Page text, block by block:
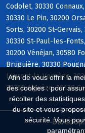
Afin de vous offrir la
des cookies : pour
récolter des
du site et vous
sécurité. Vous
Codolet, 30330
30330 Le Pin, 30200
Sorts, 30200 St-
30330 St-Paul-les-
30200 Vénéjan, 30580
Bruguière, 30330
Laurent-la-Vernède,
30760 Aiguèze, 30130